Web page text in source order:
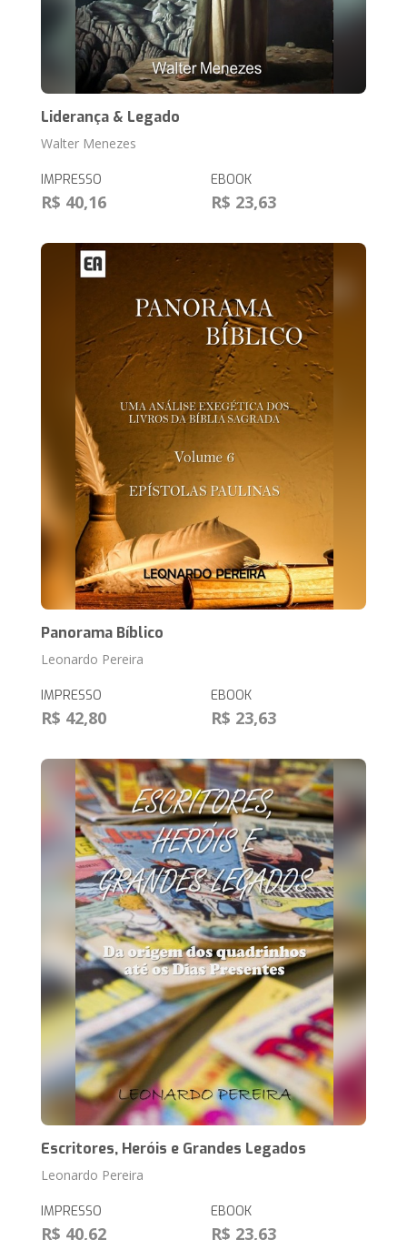
Liderança & Legado
Walter Menezes
IMPRESSO
R$ 40,16
EBOOK
R$ 23,63
Panorama Bíblico
Leonardo Pereira
IMPRESSO
R$ 42,80
EBOOK
R$ 23,63
Escritores, Heróis e Grandes Legados
Leonardo Pereira
IMPRESSO
R$ 40,62
EBOOK
R$ 23,63